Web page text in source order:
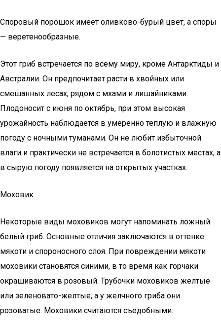
Споровый порошок имеет оливково-бурый цвет, а споры
— веретенообразные.
Этот гриб встречается по всему миру, кроме Антарктиды и
Австралии. Он предпочитает расти в хвойных или
смешанных лесах, рядом с мхами и лишайниками.
Плодоносит с июня по октябрь, при этом высокая
урожайность наблюдается в умеренно теплую и влажную
погоду с ночными туманами. Он не любит избыточной
влаги и практически не встречается в болотистых местах, а
в сырую погоду появляется на открытых участках.
Моховик
Некоторые виды моховиков могут напоминать ложный
белый гриб. Основные отличия заключаются в оттенке
мякоти и спороносного слоя. При повреждении мякоти
моховики становятся синими, в то время как горчаки
окрашиваются в розовый. Трубочки моховиков желтые
или зеленовато-желтые, а у желчного гриба они
розоватые. Моховики считаются съедобными.